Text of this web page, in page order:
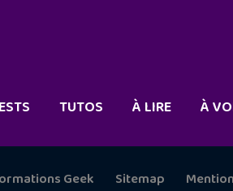
TUTOS À LIRE À
Geek Sitemap